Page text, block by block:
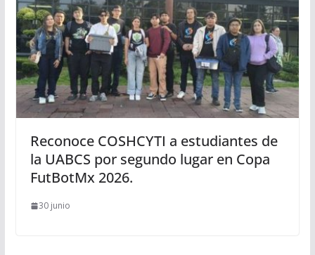
Reconoce COSHCYTI a estudiantes de
la UABCS por segundo lugar en Copa
FutBotMx 2026.
30 junio